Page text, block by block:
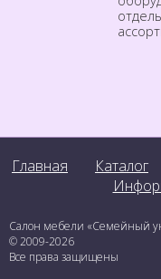
Главная Каталог
Салон мебели «Семейный
© 2009-2026
Все права защищены